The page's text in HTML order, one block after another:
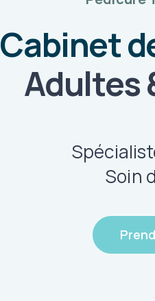
Cabinet
Adultes
Soin